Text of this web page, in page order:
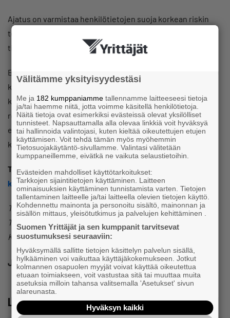
Ajatus on varmistaa henkilötietojen suoja korkean riskin
toiminnassa ja välttää pieniriskisten toimintojen liian
tiukkaa sääntelyä.
Esimerkiksi kun käsitellään asiakastietoja, liittyy niiden
käsittelyyn isompia riskejä ja suojatoimien tason tulee olla
korkea. Jos taas käsitellään uutiskirjeen vastaanottajia, on
rekisteröidylle aiheutuva riski todennäköisesti pienempi
eikä tietojen käsittelyn suojaustoimien tarvitse olla niin
korkeita.
Tule kuulemaan lisää aiheestaOta GDPR haltuun -
koulutuksessamme 17.5
Teksti ja kaaviokuva: COB Juha Oravala, D-Fence Oy, Cyber
Threat Unit
Kuva: Pixabay
Jaa
Lue lisää
Välitämme yksityisyydestäsi
Me ja 182 kumppaniamme tallennamme laitteeseesi tietoja
ja/tai haemme niitä, jotta voimme käsitellä henkilötietoja.
Näitä tietoja ovat esimerkiksi evästeissä olevat yksilölliset
tunnisteet. Napsauttamalla alla olevaa linkkiä voit hyväksyä
tai hallinnoida valintojasi, kuten kieltää oikeutettujen etujen
käyttämisen. Voit tehdä tämän myös myöhemmin
Tietosuojakäytäntö-sivullamme. Valintasi välitetään
kumppaneillemme, eivätkä ne vaikuta selaustietoihin.
Evästeiden mahdolliset käyttötarkoitukset:
Tarkkojen sijaintitietojen käyttäminen. Laitteen
ominaisuuksien käyttäminen tunnistamista varten. Tietojen
tallentaminen laitteelle ja/tai laitteella olevien tietojen käyttö.
Kohdennettu mainonta ja personoitu sisältö, mainonnan ja
sisällön mittaus, yleisötutkimus ja palvelujen kehittäminen .
Suomen Yrittäjät ja sen kumppanit tarvitsevat
suostumuksesi seuraaviin:
Hyväksymällä sallitte tietojen käsittelyn palvelun sisällä,
hylkääminen voi vaikuttaa käyttäjäkokemukseen. Jotkut
kolmannen osapuolen myyjät voivat käyttää oikeutettua
etuaan toimiakseen, voit vastustaa sitä tai muuttaa muita
asetuksia milloin tahansa valitsemalla 'Asetukset' sivun
alareunasta.
Hyväksyn kaikki